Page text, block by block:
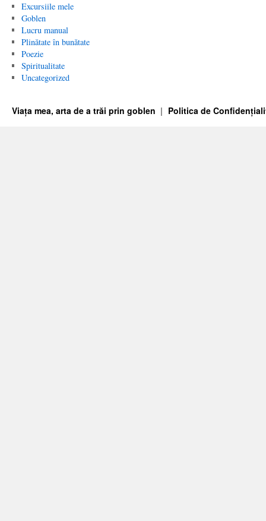
Excursiile mele
Goblen
Lucru manual
Plinătate în bunătate
Poezie
Spiritualitate
Uncategorized
Viața mea, arta de a trăi prin goblen Politica de